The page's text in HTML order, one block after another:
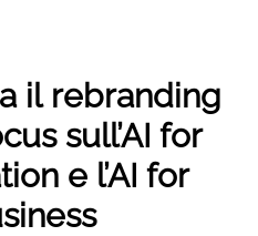
il rebranding
sull’AI for
e l’AI for